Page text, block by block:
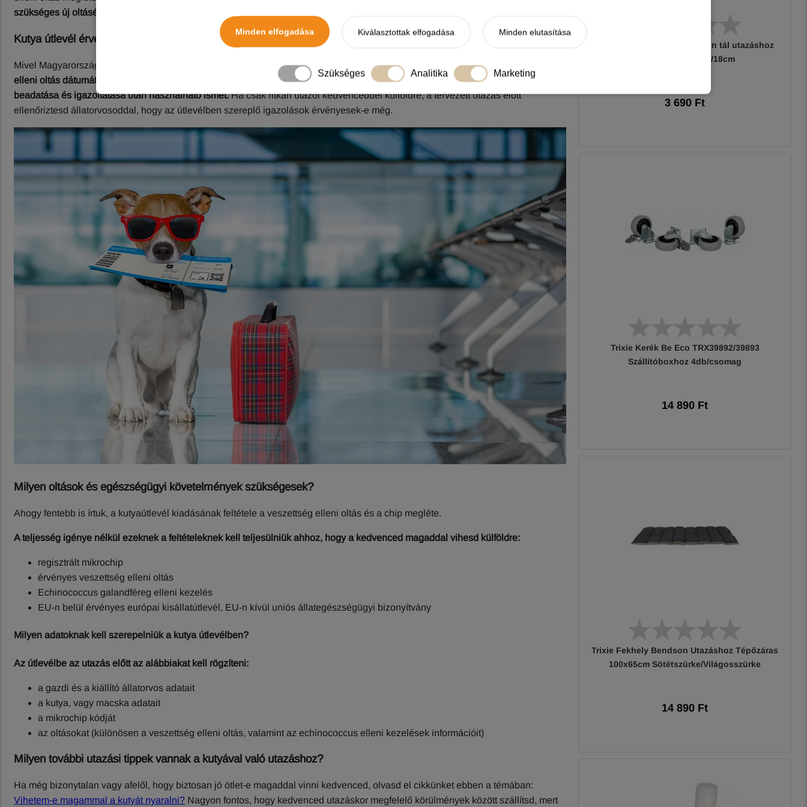
Minden elfogadása Kiválasztottak elfogadása Minden elutasítása
Szükséges Analitika Marketing
szükséges új oltásért a helyi szokásos gyakorlat és tarifák szerint kell majd fizetni.
Kutya útlevél érvényesség – Meddig jó az útlevél?
Mivel Magyarországon a veszettség elleni oltás beadása évente kötelező, így
a magyar kutyaútlevél érvényesség a veszettség
elleni oltás dátumától számított 365 napig tart
. A 365 nap letelte után nem hosszabbodik automatikusan , hanem azcsak az új oltás
beadatása és igazoltatása után használható ismét.Ha csak ritkán utazol kedvenceddel külföldre, a tervezett utazás előtt
ellenőriztesd állatorvosoddal, hogy az útlevélben szereplő igazolások érvényesek‑e még.
Milyen oltások és egészségügyi követelmények szükségesek?
Ahogy fentebb is írtuk, a kutyaútlevél kiadásának feltétele a veszettség elleni oltás és a chip megléte.
A teljesség igénye nélkül ezeknek a feltételeknek kell teljesülniük ahhoz, hogy a kedvenced magaddal vihesd külföldre:
regisztrált mikrochip
érvényes veszettség elleni oltás
Echinococcus galandféreg elleni kezelés
EU-n belül érvényes európai kisállatútlevél, EU-n kívül uniós állategészségügyi bizonyítvány
Milyen adatoknak kell szerepelniük a kutya útlevélben?
Az útlevélbe az utazás előtt az alábbiakat kell rögzíteni:
a gazdi és a kiállító állatorvos adatait
a kutya, vagy macska adatait
a mikrochip kódját
az oltásokat (különösen a veszettség elleni oltás, valamint az echinococcus elleni kezelések információit)
Milyen további utazási tippek vannak a kutyával való utazáshoz?
Ha még bizonytalan vagy afelől, hogy biztosan jó ötlet-e magaddal vinni kedvenced, olvasd el cikkünket ebben a témában:
Vihetem-e magammal a kutyát nyaralni? Nagyon fontos, hogy kedvenced utazáskor megfelelő körülmények között szállítsd, mert
Trixie összecsukható szilikon tál utazáshoz
tömör peremmel 1l/18cm
3 690 Ft
Trixie Kerék Be Eco TRX39892/39893
Szállítóboxhoz 4db/csomag
14 890 Ft
Trixie Fekhely Bendson Utazáshoz Tépőzáras
100x65cm Sötétszürke/Világosszürke
14 890 Ft